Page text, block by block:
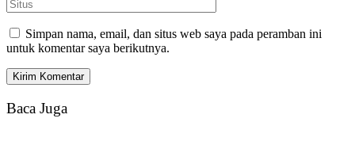
Simpan nama, email, dan situs web saya pada peramban ini
untuk komentar saya berikutnya.
Baca Juga